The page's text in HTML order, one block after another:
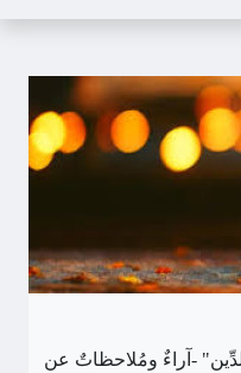
-آراءٌ ومُلاحظاتٌ عن